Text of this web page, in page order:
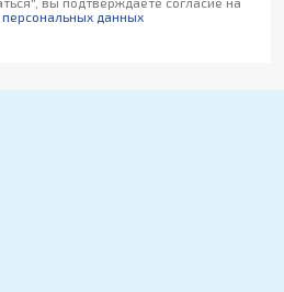
персональных данных